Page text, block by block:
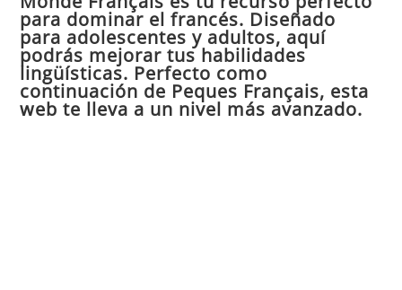
para dominar el francés. Diseñado
para adolescentes y adultos, aquí
podrás mejorar tus habilidades
lingüísticas. Perfecto como
continuación de Peques Français, esta
web te lleva a un nivel más avanzado.